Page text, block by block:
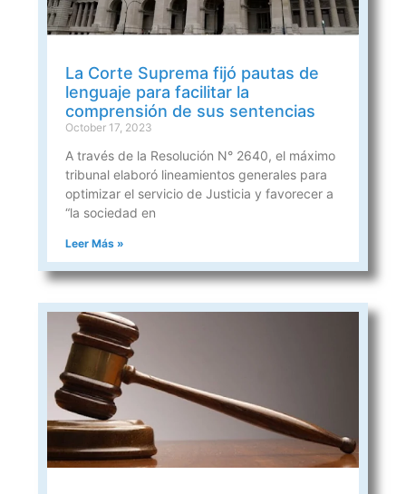
La Corte Suprema fijó pautas de
lenguaje para facilitar la
comprensión de sus sentencias
October 17, 2023
A través de la Resolución N° 2640, el máximo
tribunal elaboró lineamientos generales para
optimizar el servicio de Justicia y favorecer a
“la sociedad en
Leer Más »